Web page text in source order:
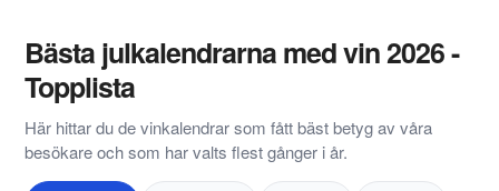
Bästa julkalendrarna med vin 2026 -
Topplista
Här hittar du de vinkalendrar som fått bäst betyg av våra
besökare och som har valts flest gånger i år.